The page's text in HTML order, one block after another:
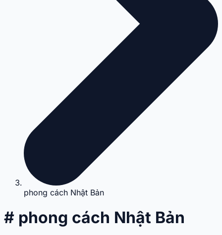
phong cách Nhật Bản
# phong cách Nhật Bản